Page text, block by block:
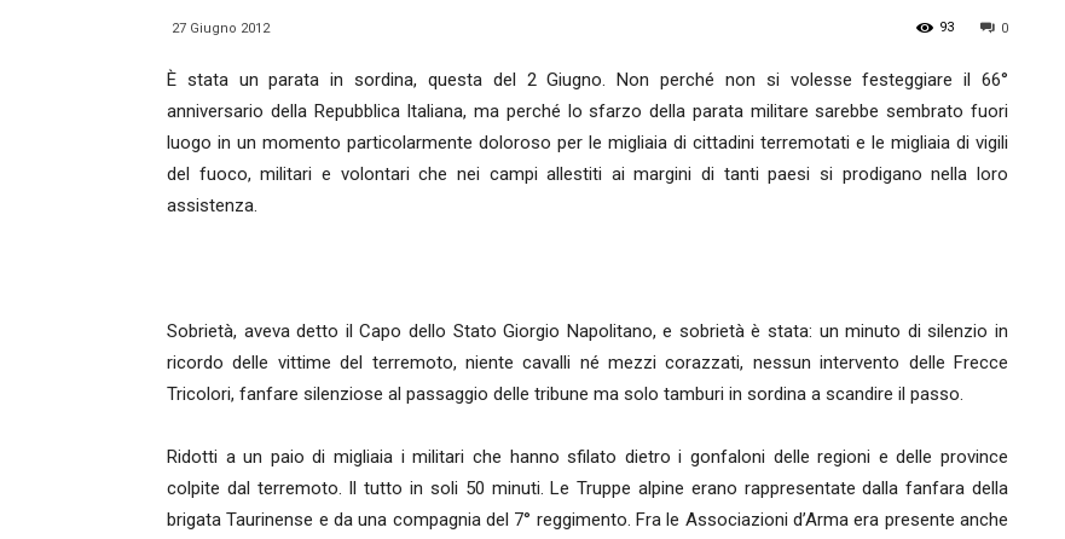
Nazionale
27 Giugno 2012 0
93
È stata un parata in sordina, questa del 2 Giugno. Non perché non si volesse festeggiare il 66°
anniversario della Repubblica Italiana, ma perché lo sfarzo della parata militare sarebbe sembrato fuori
luogo in un momento particolarmente doloroso per le migliaia di cittadini terremotati e le migliaia di vigili
del fuoco, militari e volontari che nei campi allestiti ai margini di tanti paesi si prodigano nella loro
assistenza.
Sobrietà, aveva detto il Capo dello Stato Giorgio Napolitano, e sobrietà è stata: un minuto di silenzio in
ricordo delle vittime del terremoto, niente cavalli né mezzi corazzati, nessun intervento delle Frecce
Tricolori, fanfare silenziose al passaggio delle tribune ma solo tamburi in sordina a scandire il passo.
Ridotti a un paio di migliaia i militari che hanno sfilato dietro i gonfaloni delle regioni e delle province
colpite dal terremoto. Il tutto in soli 50 minuti. Le Truppe alpine erano rappresentate dalla fanfara della
brigata Taurinense e da una compagnia del 7° reggimento. Fra le Associazioni d’Arma era presente anche